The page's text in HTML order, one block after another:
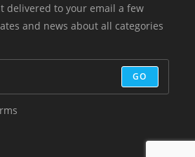
delivered to your email a few
and news about all categories
GO